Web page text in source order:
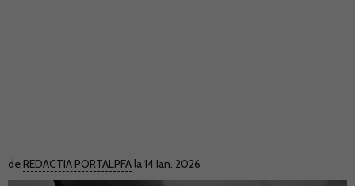
de REDACTIA PORTALPFA la 14 Ian. 2026